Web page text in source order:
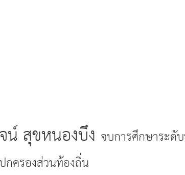
น์ สุขหนองบึง จบการศึกษาระดั
กครองส่วนท้องถิ่น